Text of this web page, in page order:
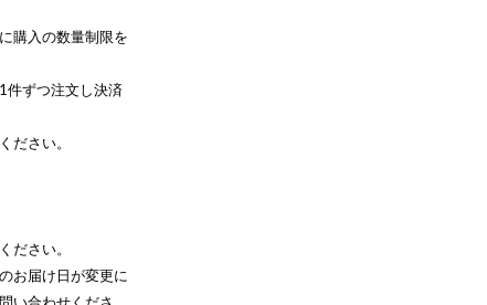
購入の数量制限を
件ずつ注文し決済
ださい。
ださい。
お届け日が変更に